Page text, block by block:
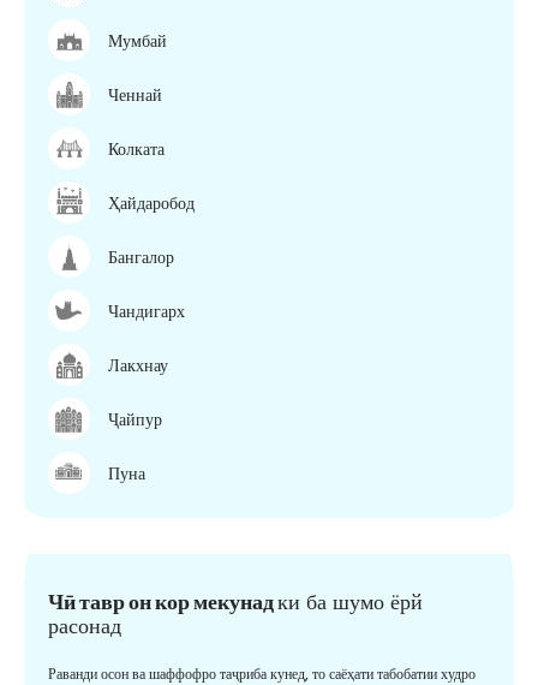
Мумбай
Ченнай
Колката
Ҳайдаробод
Бангалор
Чандигарх
Лакхнау
Ҷайпур
Пуна
Чӣ тавр он кор мекунадки ба шумо ёрй
расонад
Раванди осон ва шаффофро таҷриба кунед, то саёҳати табобатии худро